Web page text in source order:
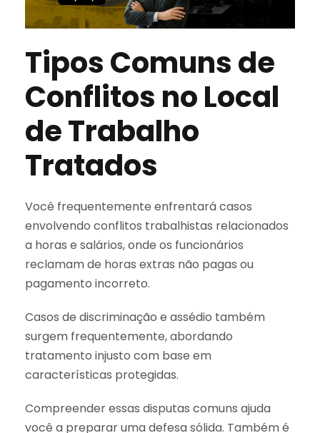
Tipos Comuns de
Conflitos no Local
de Trabalho
Tratados
Você frequentemente enfrentará casos
envolvendo conflitos trabalhistas relacionados
a horas e salários, onde os funcionários
reclamam de horas extras não pagas ou
pagamento incorreto.
Casos de discriminação e assédio também
surgem frequentemente, abordando
tratamento injusto com base em
características protegidas.
Compreender essas disputas comuns ajuda
você a preparar uma defesa sólida. Também é